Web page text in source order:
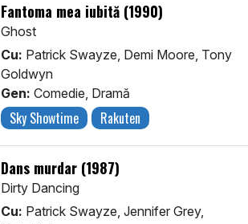
Fantoma mea iubită (1990)
Ghost
Cu: Patrick Swayze, Demi Moore, Tony
Goldwyn
Gen: Comedie, Dramă
Sky Showtime Rakuten
Dans murdar (1987)
Dirty Dancing
Cu: Patrick Swayze, Jennifer Grey,